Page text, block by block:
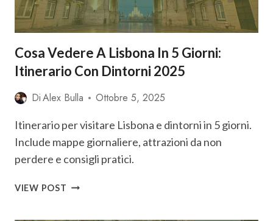
TIPS
2025
Cosa Vedere A Lisbona In 5 Giorni:
Itinerario Con Dintorni 2025
DiAlex Bulla Ottobre 5, 2025
Itinerario per visitare Lisbona e dintorni in 5 giorni.
Include mappe giornaliere, attrazioni da non
perdere e consigli pratici.
VIEW POST COSA